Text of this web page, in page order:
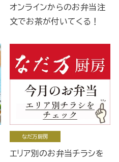
オンラインからのお弁当注
文でお茶が付いてくる！
なだ万厨房
エリア別のお弁当チラシを